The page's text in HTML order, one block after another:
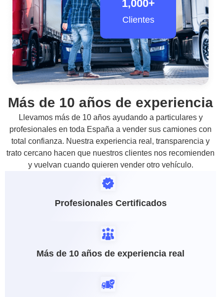
Clientes
1,000+
Más de 10 años de experiencia
Llevamos más de 10 años ayudando a particulares y
profesionales en toda España a vender sus camiones con
total confianza. Nuestra experiencia real, transparencia y
trato cercano hacen que nuestros clientes nos recomienden
y vuelvan cuando quieren vender otro vehículo.
Profesionales Certificados
Más de 10 años de experiencia real